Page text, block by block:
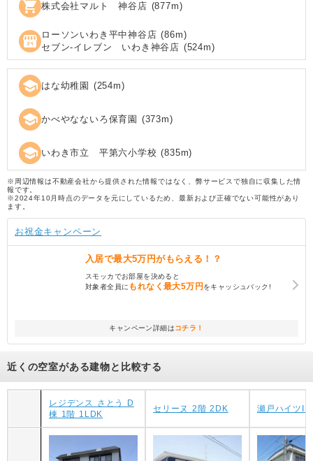
shopping_cart 株式会社マルト 神谷店 (877m)
local_convenience_store ローソンいわき平中神谷店 (86m)
セブン‐イレブン いわき神谷店 (524m)
school はな幼稚園 (254m)
school かべやなないろ保育園 (373m)
school いわき市立 平第六小学校 (835m)
※周辺情報は不動産会社から提供された情報ではなく、弊サービスで独自に収集した情
報です。
※2024年10月時点のデータを元にしているため、最新および正確でない可能性があり
ます。
お祝金キャンペーン
入居で最大5万円がもらえる！？
スモッカでお部屋を決めると
対象者全員に もれなく最大5万円 をキャッシュバック!
キャンペーン詳細はコチラ！
近くの空室がある建物と比較する
レジデンス さとう D
棟 1階 1LDK
セリーヌ 2階 2DK 瀬戸ハイツI